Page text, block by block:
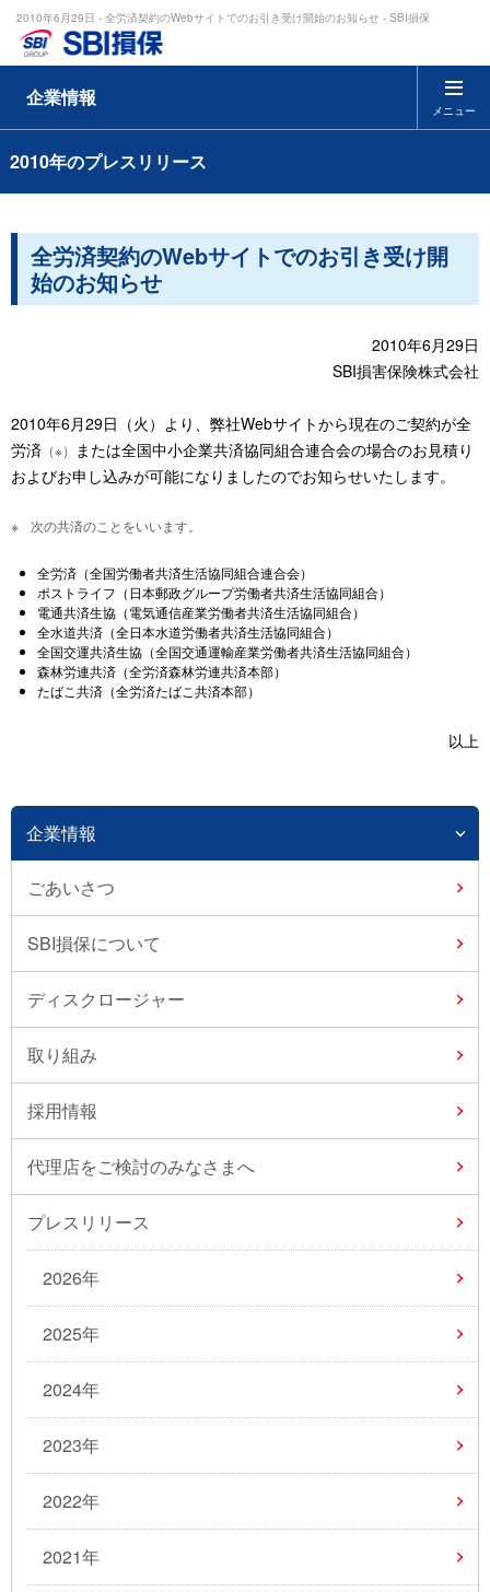
2010年6月29日 - 全労済契約のWebサイトでのお引き受け開始のお知らせ - SBI損保
メニュー
企業情報
2010年のプレスリリース
全労済契約のWebサイトでのお引き受け開
始のお知らせ
2010年6月29日
SBI損害保険株式会社
2010年6月29日（火）より、弊社Webサイトから現在のご契約が全
労済 （※） または全国中小企業共済協同組合連合会の場合のお見積り
およびお申し込みが可能になりましたのでお知らせいたします。
次の共済のことをいいます。
全労済（全国労働者共済生活協同組合連合会）
ポストライフ（日本郵政グループ労働者共済生活協同組合）
電通共済生協（電気通信産業労働者共済生活協同組合）
全水道共済（全日本水道労働者共済生活協同組合）
全国交運共済生協（全国交通運輸産業労働者共済生活協同組合）
森林労連共済（全労済森林労連共済本部）
たばこ共済（全労済たばこ共済本部）
以上
企業情報
ごあいさつ
SBI損保について
ディスクロージャー
取り組み
採用情報
代理店をご検討のみなさまへ
プレスリリース
2026年
2025年
2024年
2023年
2022年
2021年